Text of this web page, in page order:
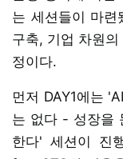
는 세션들이 마련
구축, 기업 차원
정이다.
먼저 DAY1에는
는 없다 - 성장을
한다' 세션이 진